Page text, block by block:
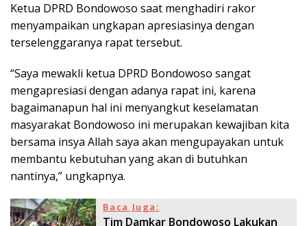
Ketua DPRD Bondowoso saat menghadiri rakor
menyampaikan ungkapan apresiasinya dengan
terselenggaranya rapat tersebut.
“Saya mewakli ketua DPRD Bondowoso sangat
mengapresiasi dengan adanya rapat ini, karena
bagaimanapun hal ini menyangkut keselamatan
masyarakat Bondowoso ini merupakan kewajiban kita
bersama insya Allah saya akan mengupayakan untuk
membantu kebutuhan yang akan di butuhkan
nantinya,” ungkapnya.
Baca Juga:
Tim Damkar Bondowoso Lakukan